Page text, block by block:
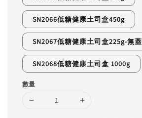
SN2066低糖健康土司盒450g
SN2067低糖健康土司盒225g-無蓋
SN2068低糖健康土司盒 1000g
數量